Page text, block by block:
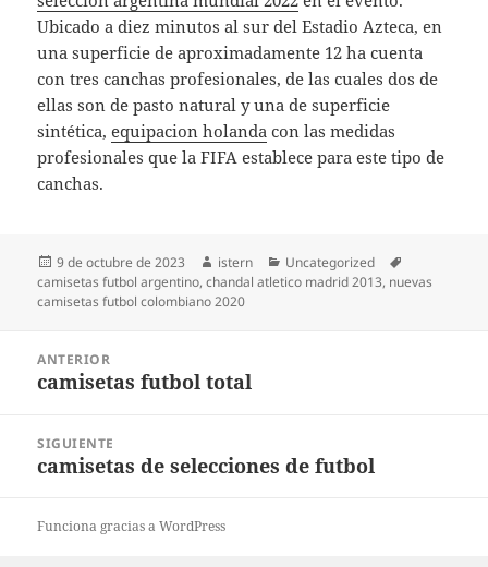
Ubicado a diez minutos al sur del Estadio Azteca, en
una superficie de aproximadamente 12 ha cuenta
con tres canchas profesionales, de las cuales dos de
ellas son de pasto natural y una de superficie
sintética,equipacion holanda con las medidas
profesionales que la FIFA establece para este tipo de
canchas.
Publicado
el
9 de octubre de 2023 Autor
istern Categorías
Uncategorized
camisetas futbol argentino,chandal atletico madrid 2013, nuevas
camisetas futbol colombiano 2020
entradas
ANTERIOR
Entrada
camisetas futbol total
SIGUIENTE
Entrada
camisetas de selecciones de futbol
Funciona gracias a WordPress